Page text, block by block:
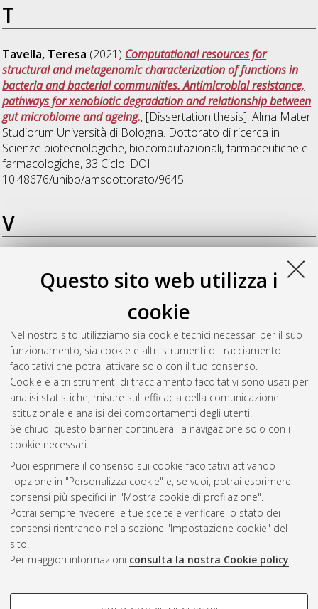
Questo sito web utilizza i
cookie
Nel nostro sito utilizziamo sia cookie tecnici necessari per il suo
funzionamento, sia cookie e altri strumenti di tracciamento
facoltativi che potrai attivare solo con il tuo consenso.
Cookie e altri strumenti di tracciamento facoltativi sono usati per
analisi statistiche, misure sull'efficacia della comunicazione
istituzionale e analisi dei comportamenti degli utenti.
Se chiudi questo banner continuerai la navigazione solo con i
cookie necessari.
Puoi esprimere il consenso sui cookie facoltativi attivando
l'opzione in "Personalizza cookie" e, se vuoi, potrai esprimere
consensi più specifici in "Mostra cookie di profilazione".
Potrai sempre rivedere le tue scelte e verificare lo stato dei
consensi rientrando nella sezione "Impostazione cookie" del
sito.
Per maggiori informazioni consulta la nostra Cookie policy.
COOKIE DI PROFILAZIONE -
T
Tavella, Teresa (2021) Computational resources for
structural and metagenomic characterization of functions in
bacteria and bacterial communities. Antimicrobial resistance,
pathways for xenobiotic degradation and relationship between
gut microbiome and ageing., [Dissertation thesis], Alma Mater
Studiorum Università di Bologna. Dottorato di ricerca in
Scienze biotecnologiche, biocomputazionali, farmaceutiche e
farmacologiche, 33 Ciclo. DOI
10.48676/unibo/amsdottorato/9645.
V
Evaluation of the theranostic use of
miRNAs in correlation to the radiopharmaceutical 64CuCl2 in
glioblastoma , [Dissertation thesis], Alma Mater Studiorum
Università di Bologna. Dottorato di ricerca in
biotecnologiche, biocomputazionali, farmaceutiche e
farmacologiche , 33 Ciclo. DOI
10.48676/unibo/amsdottorato/9814.
Questa lista e' stata generata il Thu Aug 6 20:41:35 2026
Atom
Rss 1.0
Rss 2.0
ISSN: 2038-7946
Impostazioni Cookie